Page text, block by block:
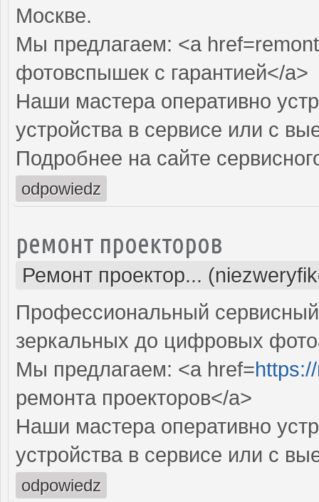
Москве.
Мы предлагаем: <a
фотовспышек с гарантией</a>
Наши мастера оперативно
устройства в сервисе или с
Подробнее на сайте
odpowiedz
ремонт проекторов
Ремонт проектор...
Профессиональный
зеркальных до цифровых
Мы предлагаем: <a href=
ремонта проекторов</a>
Наши мастера оперативно
устройства в сервисе или с
odpowiedz